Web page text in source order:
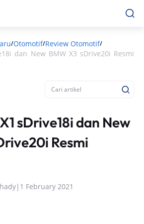
/Otomotif/Review Otomotif/
dan New BMW X3 sDrive20i Resmi
sDrive18i dan New
Resmi
| 1 February 2021